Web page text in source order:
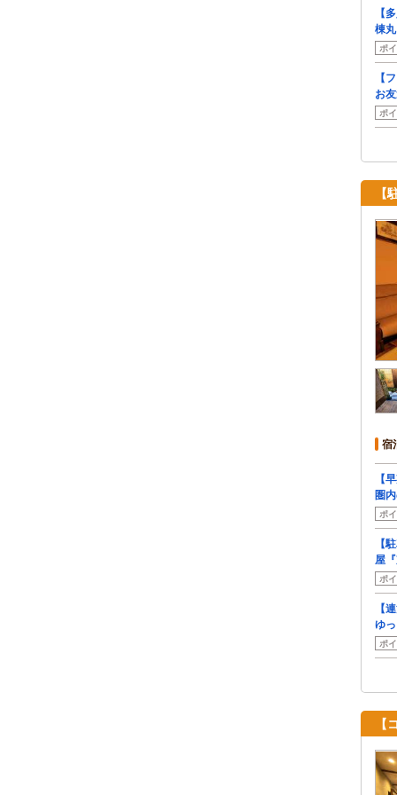
【
棟
ポ
【
お
ポ
宿
【
圏
ポ
【
屋
ポ
【
ゆ
ポ
【